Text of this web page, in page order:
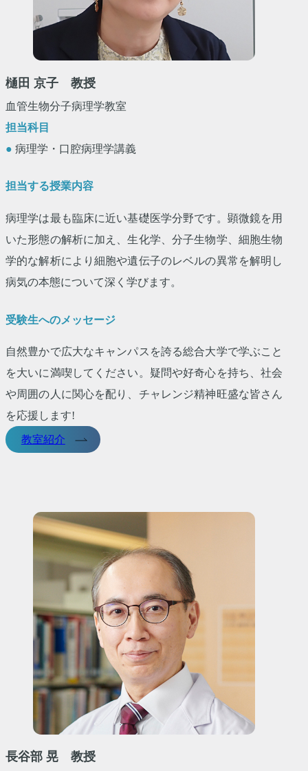
樋田 京子 教授
血管生物分子病理学教室
担当科目
● 病理学・口腔病理学講義
担当する授業内容
病理学は最も臨床に近い基礎医学分野です。顕微鏡を用
いた形態の解析に加え、生化学、分子生物学、細胞生物
学的な解析により細胞や遺伝子のレベルの異常を解明し
病気の本態について深く学びます。
受験生へのメッセージ
自然豊かで広大なキャンパスを誇る総合大学で学ぶこと
を大いに満喫してください。疑問や好奇心を持ち、社会
や周囲の人に関心を配り、チャレンジ精神旺盛な皆さん
を応援します!
教室紹介
長谷部 晃 教授